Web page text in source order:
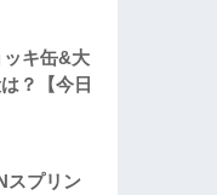
ッキ缶&大
？【今日
スプリン